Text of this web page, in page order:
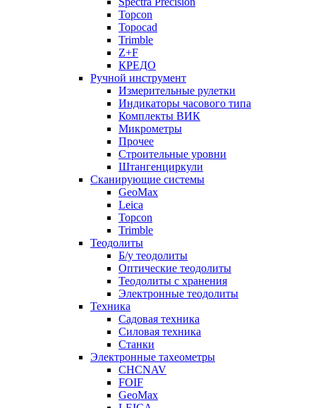
Topcon
Topocad
Trimble
Z+F
КРЕДО
Ручной инструмент
Измерительные рулетки
Индикаторы часового типа
Комплекты ВИК
Микрометры
Прочее
Строительные уровни
Штангенциркули
Сканирующие системы
GeoMax
Leica
Topcon
Trimble
Теодолиты
Б/у теодолиты
Оптические теодолиты
Теодолиты с хранения
Электронные теодолиты
Техника
Садовая техника
Силовая техника
Станки
Электронные тахеометры
CHCNAV
FOIF
GeoMax